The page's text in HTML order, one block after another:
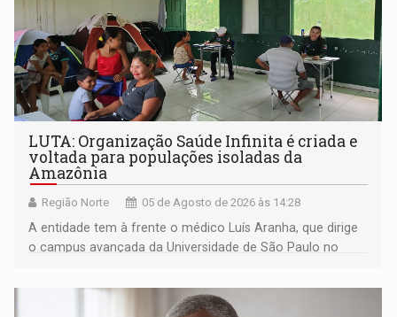
LUTA: Organização Saúde Infinita é criada e
voltada para populações isoladas da
Amazônia
Região Norte 05 de Agosto de 2026 às 14:28
A entidade tem à frente o médico Luís Aranha, que dirige
o campus avançada da Universidade de São Paulo no